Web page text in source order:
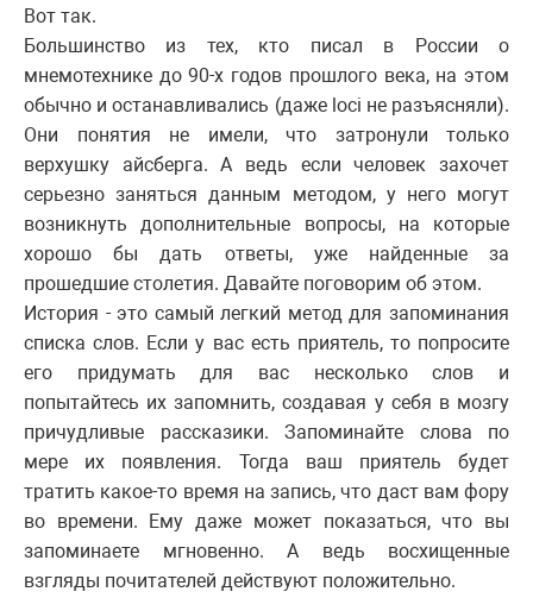
Вот так.
Большинство из тех, кто писал в России о
мнемотехнике до 90-х годов прошлого века, на этом
обычно и останавливались (даже loci не разъясняли).
Они понятия не имели, что затронули только
верхушку айсберга. А ведь если человек захочет
серьезно заняться данным методом, у него могут
возникнуть дополнительные вопросы, на которые
хорошо бы дать ответы, уже найденные за
прошедшие столетия. Давайте поговорим об этом.
История - это самый легкий метод для запоминания
списка слов. Если у вас есть приятель, то попросите
его придумать для вас несколько слов и
попытайтесь их запомнить, создавая у себя в мозгу
причудливые рассказики. Запоминайте слова по
мере их появления. Тогда ваш приятель будет
тратить какое-то время на запись, что даст вам фору
во времени. Ему даже может показаться, что вы
запоминаете мгновенно. А ведь восхищенные
взгляды почитателей действуют положительно.